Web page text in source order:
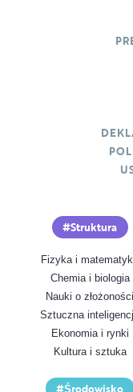
Struktura
Fizyka i
Chemia i biologia
Nauki o złożoności
Sztuczna
Ekonomia i rynki
Kultura i sztuka
Środowisko